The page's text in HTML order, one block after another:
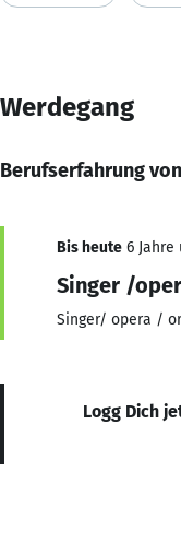
Werdegang
Berufserfahrung
Bis heute 6 Jahre
Singer /
Singer/ opera /
Logg Dich